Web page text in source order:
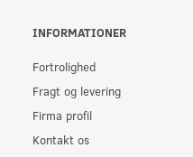
INFORMATIONER
Fortrolighed
Fragt og levering
Firma profil
Kontakt os